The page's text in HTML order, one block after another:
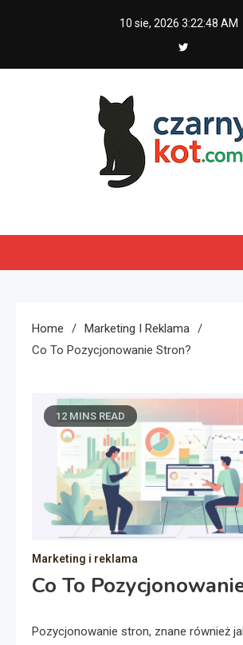
10 sie, 2026 3:22:49 AM
Home
Marketing I Reklama
Co To Pozycjonowanie Stron?
12 MINS READ
Marketing i reklama
Co To
Pozycjonowanie stron, znane również